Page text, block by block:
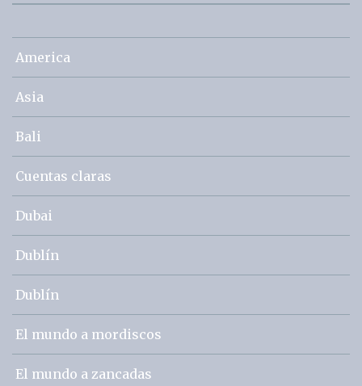
America
Asia
Bali
Cuentas claras
Dubai
Dublín
Dublín
El mundo a mordiscos
El mundo a zancadas